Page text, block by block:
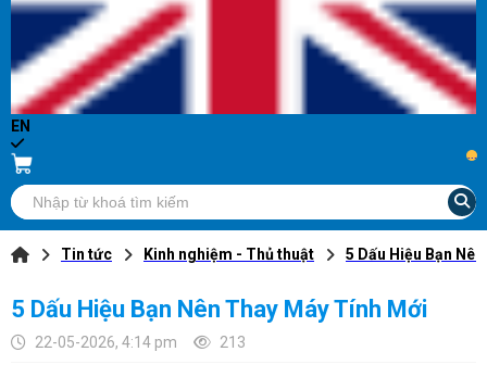
EN
...
Tin tức Kinh nghiệm - Thủ thuật 5 Dấu Hiệu Bạn
5 Dấu Hiệu Bạn Nên Thay Máy Tính Mới
22-05-2026, 4:14 pm 213